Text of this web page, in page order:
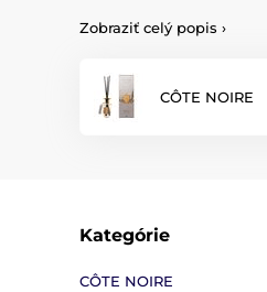
Modernýaróma difúzory
Luxusné
aróma difúzory
Zobraziť celý popis ›
CÔTE NOIRE
Kategórie
CÔTE NOIRE